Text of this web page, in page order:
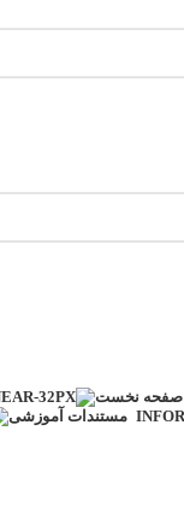
صفحه نخست
مستندات آموزشی